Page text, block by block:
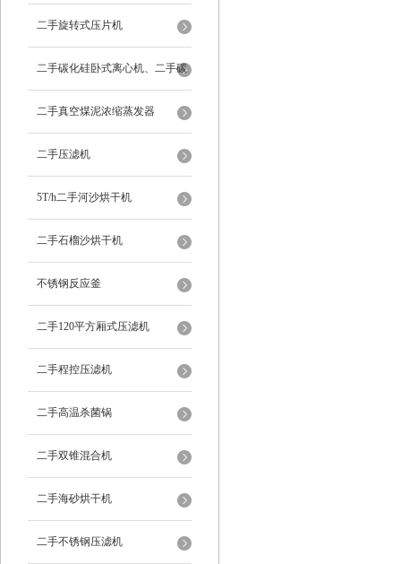
二手旋转式压片机
二手碳化硅卧式离心机、二手碳
化硅分级机、二手碳化硅水洗离
心机
二手真空煤泥浓缩蒸发器
二手压滤机
5T/h二手河沙烘干机
二手石榴沙烘干机
不锈钢反应釜
二手120平方厢式压滤机
二手程控压滤机
二手高温杀菌锅
二手双锥混合机
二手海砂烘干机
二手不锈钢压滤机